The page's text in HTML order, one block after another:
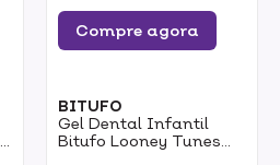
Compre agora
BITUFO
Gel Dental Infantil
Bitufo Looney Tunes